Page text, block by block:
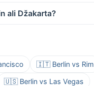
ali Džakarta?
🇮🇹 Berlin vs Rim
🇺🇸 Berlin vs Las Vegas